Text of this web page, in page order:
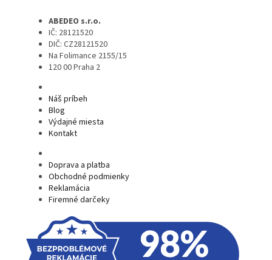
ABEDEO s.r.o.
IČ: 28121520
DIČ: CZ28121520
Na Folimance 2155/15
120 00 Praha 2
Náš príbeh
Blog
Výdajné miesta
Kontakt
Doprava a platba
Obchodné podmienky
Reklamácia
Firemné darčeky